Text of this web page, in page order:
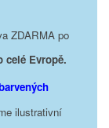
ZDARMA po
celé Evropě.
ilustrativní